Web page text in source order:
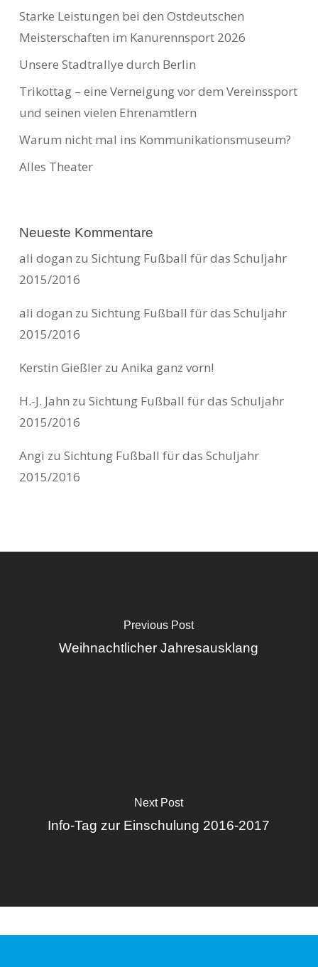
Starke Leistungen bei den Ostdeutschen
Meisterschaften im Kanurennsport 2026
Unsere Stadtrallye durch Berlin
Trikottag – eine Verneigung vor dem Vereinssport
und seinen vielen Ehrenamtlern
Warum nicht mal ins Kommunikationsmuseum?
Alles Theater
Neueste Kommentare
ali dogan zu Sichtung Fußball für das Schuljahr
2015/2016
ali dogan zu Sichtung Fußball für das Schuljahr
2015/2016
Kerstin Gießlerzu Anika ganz vorn!
H.-J. Jahn zu Sichtung Fußball für das Schuljahr
2015/2016
Angi zu Sichtung Fußball für das Schuljahr
2015/2016
Previous Post
Weihnachtlicher Jahresausklang
Next Post
Info-Tag zur Einschulung 2016-2017